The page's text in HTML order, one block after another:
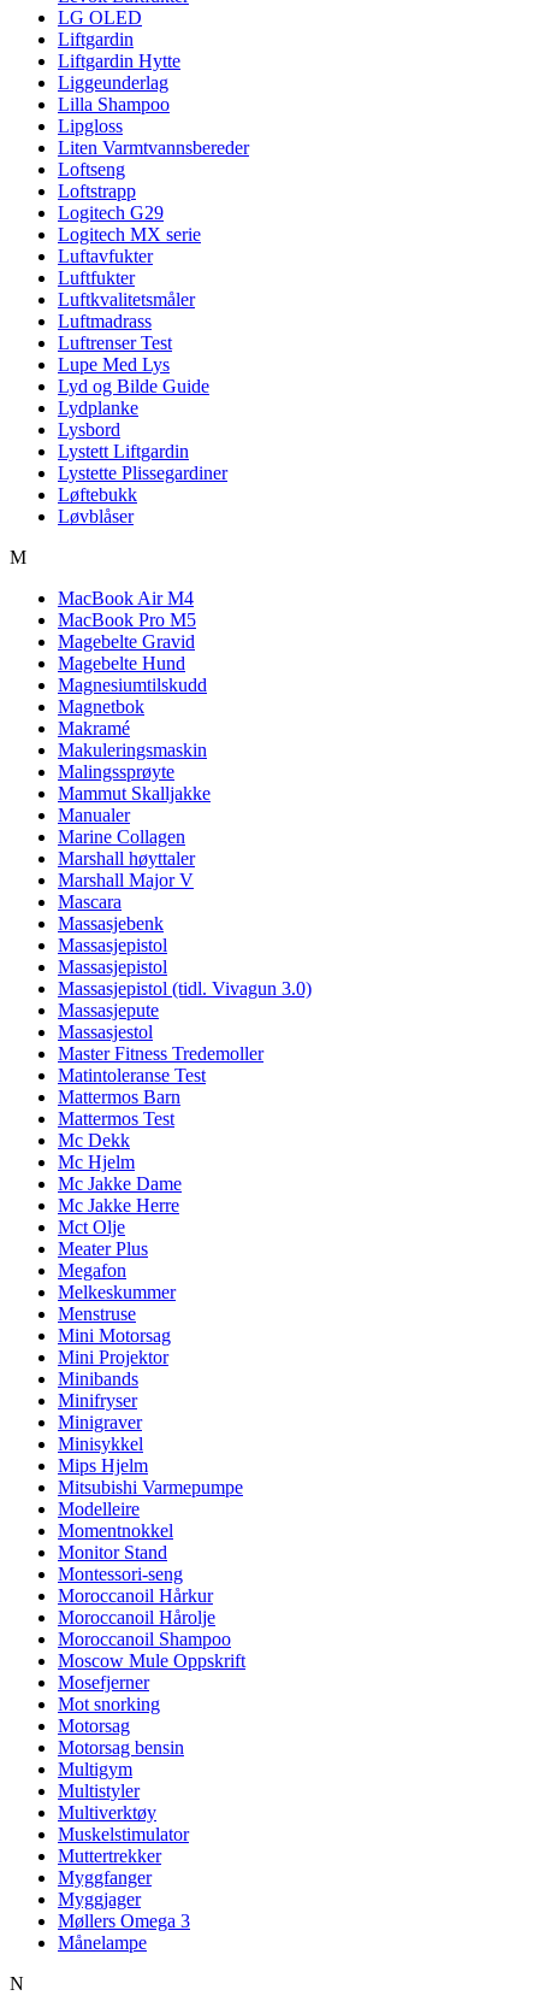
LG OLED
Liftgardin
Liftgardin Hytte
Liggeunderlag
Lilla Shampoo
Lipgloss
Liten Varmtvannsbereder
Loftseng
Loftstrapp
Logitech G29
Logitech MX serie
Luftavfukter
Luftfukter
Luftkvalitetsmåler
Luftmadrass
Luftrenser Test
Lupe Med Lys
Lyd og Bilde Guide
Lydplanke
Lysbord
Lystett Liftgardin
Lystette Plissegardiner
Løftebukk
Løvblåser
M
MacBook Air M4
MacBook Pro M5
Magebelte Gravid
Magebelte Hund
Magnesiumtilskudd
Magnetbok
Makramé
Makuleringsmaskin
Malingssprøyte
Mammut Skalljakke
Manualer
Marine Collagen
Marshall høyttaler
Marshall Major V
Mascara
Massasjebenk
Massasjepistol
Massasjepistol
Massasjepistol (tidl. Vivagun 3.0)
Massasjepute
Massasjestol
Master Fitness Tredemoller
Matintoleranse Test
Mattermos Barn
Mattermos Test
Mc Dekk
Mc Hjelm
Mc Jakke Dame
Mc Jakke Herre
Mct Olje
Meater Plus
Megafon
Melkeskummer
Menstruse
Mini Motorsag
Mini Projektor
Minibands
Minifryser
Minigraver
Minisykkel
Mips Hjelm
Mitsubishi Varmepumpe
Modelleire
Momentnokkel
Monitor Stand
Montessori-seng
Moroccanoil Hårkur
Moroccanoil Hårolje
Moroccanoil Shampoo
Moscow Mule Oppskrift
Mosefjerner
Mot snorking
Motorsag
Motorsag bensin
Multigym
Multistyler
Multiverktøy
Muskelstimulator
Muttertrekker
Myggfanger
Myggjager
Møllers Omega 3
Månelampe
N